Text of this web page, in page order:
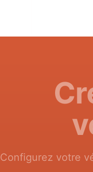
Configurez votre